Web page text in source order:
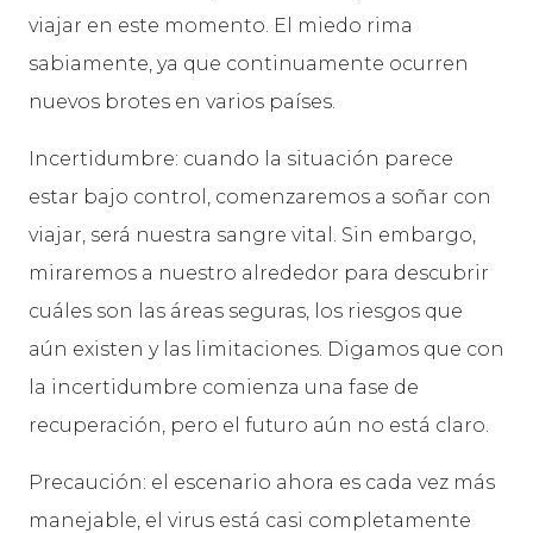
viajar en este momento. El miedo rima
sabiamente, ya que continuamente ocurren
nuevos brotes en varios países.
Incertidumbre: cuando la situación parece
estar bajo control, comenzaremos a soñar con
viajar, será nuestra sangre vital. Sin embargo,
miraremos a nuestro alrededor para descubrir
cuáles son las áreas seguras, los riesgos que
aún existen y las limitaciones. Digamos que con
la incertidumbre comienza una fase de
recuperación, pero el futuro aún no está claro.
Precaución: el escenario ahora es cada vez más
manejable, el virus está casi completamente